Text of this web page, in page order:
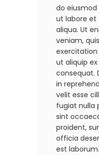
do
ut labore et
aliqua. Ut
veniam,
exercitation
ut aliquip
consequat.
in
velit esse
fugiat nulla
sint
proident,
officia
est laborum.